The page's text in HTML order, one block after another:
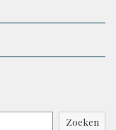
Zoeken